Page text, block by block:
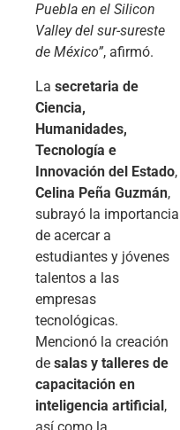
Puebla en el Silicon
Valley del sur-sureste
de México”, afirmó.
La secretaria de
Ciencia,
Humanidades,
Tecnología e
Innovación del Estado,
Celina Peña Guzmán,
subrayó la importancia
de acercar a
estudiantes y jóvenes
talentos a las
empresas
tecnológicas.
Mencionó la creación
de salas y talleres de
capacitación en
inteligencia artificial,
así como la